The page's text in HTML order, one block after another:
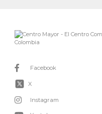
Facebook
X
Instagram